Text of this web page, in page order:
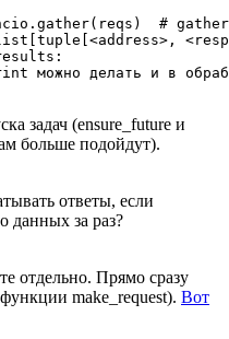
#
можно делать и в
задач (ensure_future и
больше подойдут).
ответы, если
данных за раз?
отдельно. Прямо сразу
make_request). Вот